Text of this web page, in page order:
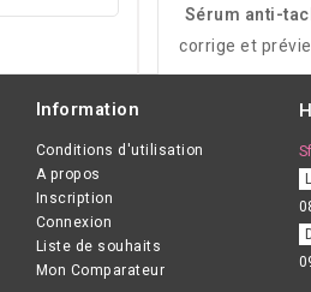
Sérum anti-
corrige et
Niacinamide et
un teint
Information
Conditions d'utilisation
A propos
Inscription
Connexion
Liste de souhaits
Mon Comparateur